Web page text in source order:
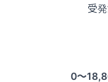
受
0〜